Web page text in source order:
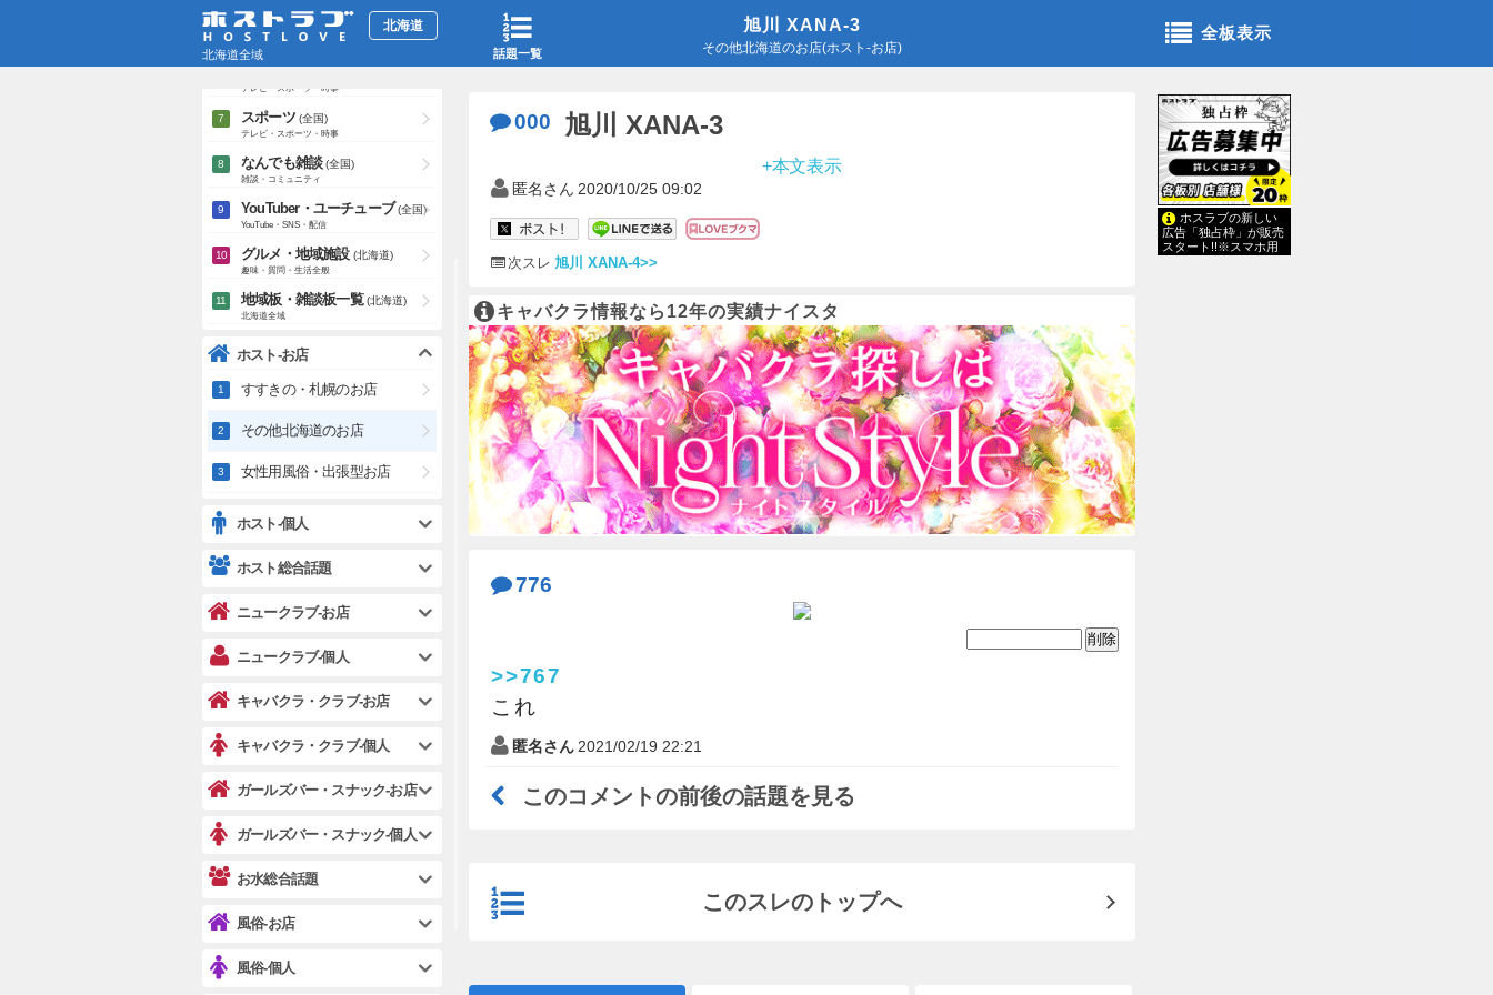
旭川 XANA-3
その他北海道のお店(ホスト-お店)
話題一覧
北海道
北海道全域
全板表示
000 旭川 XANA-3
+本文表示
匿名さん 2020/10/25 09:02
次スレ 旭川 XANA-4>>
キャバクラ情報なら12年の実績ナイスタ
776
>>767
これ
匿名さん 2021/02/19 22:21
このコメントの前後の話題を見る
このスレのトップへ
ホスラブの新しい
広告「独占枠」が販売
スタート!!※スマホ用
テレビ・芸能 (全国)
テレビ・スポーツ・時事
事件・事故・時事ネタ
テレビ・スポーツ・時事
スポーツ (全国)
テレビ・スポーツ・時事
なんでも雑談 (全国)
雑談・コミュニティ
YouTuber・ユーチューブ (全国)
YouTube・SNS・配信
グルメ・地域施設 (北海道)
趣味・質問・生活全般
地域板・雑談板一覧 (北海道)
北海道全域
ホスト-お店
すすきの・札幌のお店
その他北海道のお店
女性用風俗・出張型お店
ホスト-個人
ホスト総合話題
ニュークラブ-お店
ニュークラブ-個人
キャバクラ・クラブ-お店
キャバクラ・クラブ-個人
ガールズバー・スナック-お店
ガールズバー・スナック-個人
お水総合話題
風俗-お店
風俗-個人